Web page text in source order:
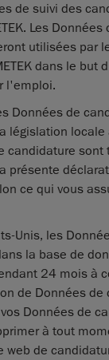
de suivi des
Les
utilisées par
dans le but
l'emploi.
Données de
législation
candidature sont
présente
ce qui vous
Unis, les
la base de
24 mois à
de Données de
Données de
à tout
de